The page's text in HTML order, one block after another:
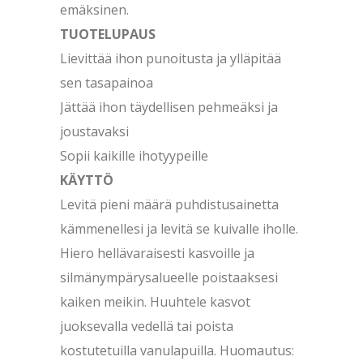
emäksinen.
TUOTELUPAUS
Lievittää ihon punoitusta ja ylläpitää
sen tasapainoa
Jättää ihon täydellisen pehmeäksi ja
joustavaksi
Sopii kaikille ihotyypeille
KÄYTTÖ
Levitä pieni määrä puhdistusainetta
kämmenellesi ja levitä se kuivalle iholle.
Hiero hellävaraisesti kasvoille ja
silmänympärysalueelle poistaaksesi
kaiken meikin. Huuhtele kasvot
juoksevalla vedellä tai poista
kostutetuilla vanulapuilla. Huomautus: